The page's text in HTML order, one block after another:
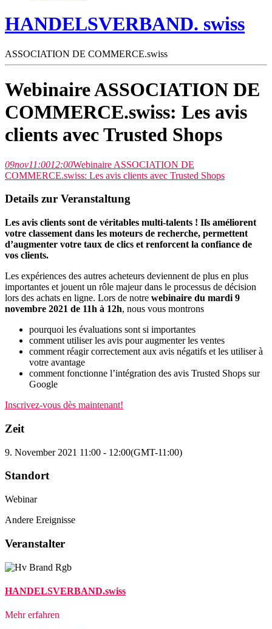
HANDELSVERBAND. swiss
ASSOCIATION DE COMMERCE.swiss
Webinaire ASSOCIATION DE
COMMERCE.swiss: Les avis
clients avec Trusted Shops
09nov11:0012:00Webinaire ASSOCIATION DE
COMMERCE.swiss: Les avis clients avec Trusted Shops
Details zur Veranstaltung
Les avis clients sont de véritables multi-talents ! Ils améliorent
votre classement dans les moteurs de recherche, permettent
d’augmenter votre taux de clics et renforcent la confiance de
vos clients.
Les expériences des autres acheteurs deviennent de plus en plus
importantes et jouent un rôle majeur dans le processus de décision
lors des achats en ligne. Lors de notre webinaire du mardi 9
novembre 2021 de 11h à 12h, nous vous montrons
pourquoi les évaluations sont si importantes
comment utiliser les avis pour augmenter les ventes
comment réagir correctement aux avis négatifs et les utiliser à
votre avantage
comment fonctionne l’intégration des avis Trusted Shops sur
Google
Inscrivez-vous dès maintenant!
Zeit
9. November 2021 11:00 - 12:00(GMT-11:00)
Standort
Webinar
Andere Ereignisse
Veranstalter
HANDELSVERBAND.swiss
Mehr erfahren